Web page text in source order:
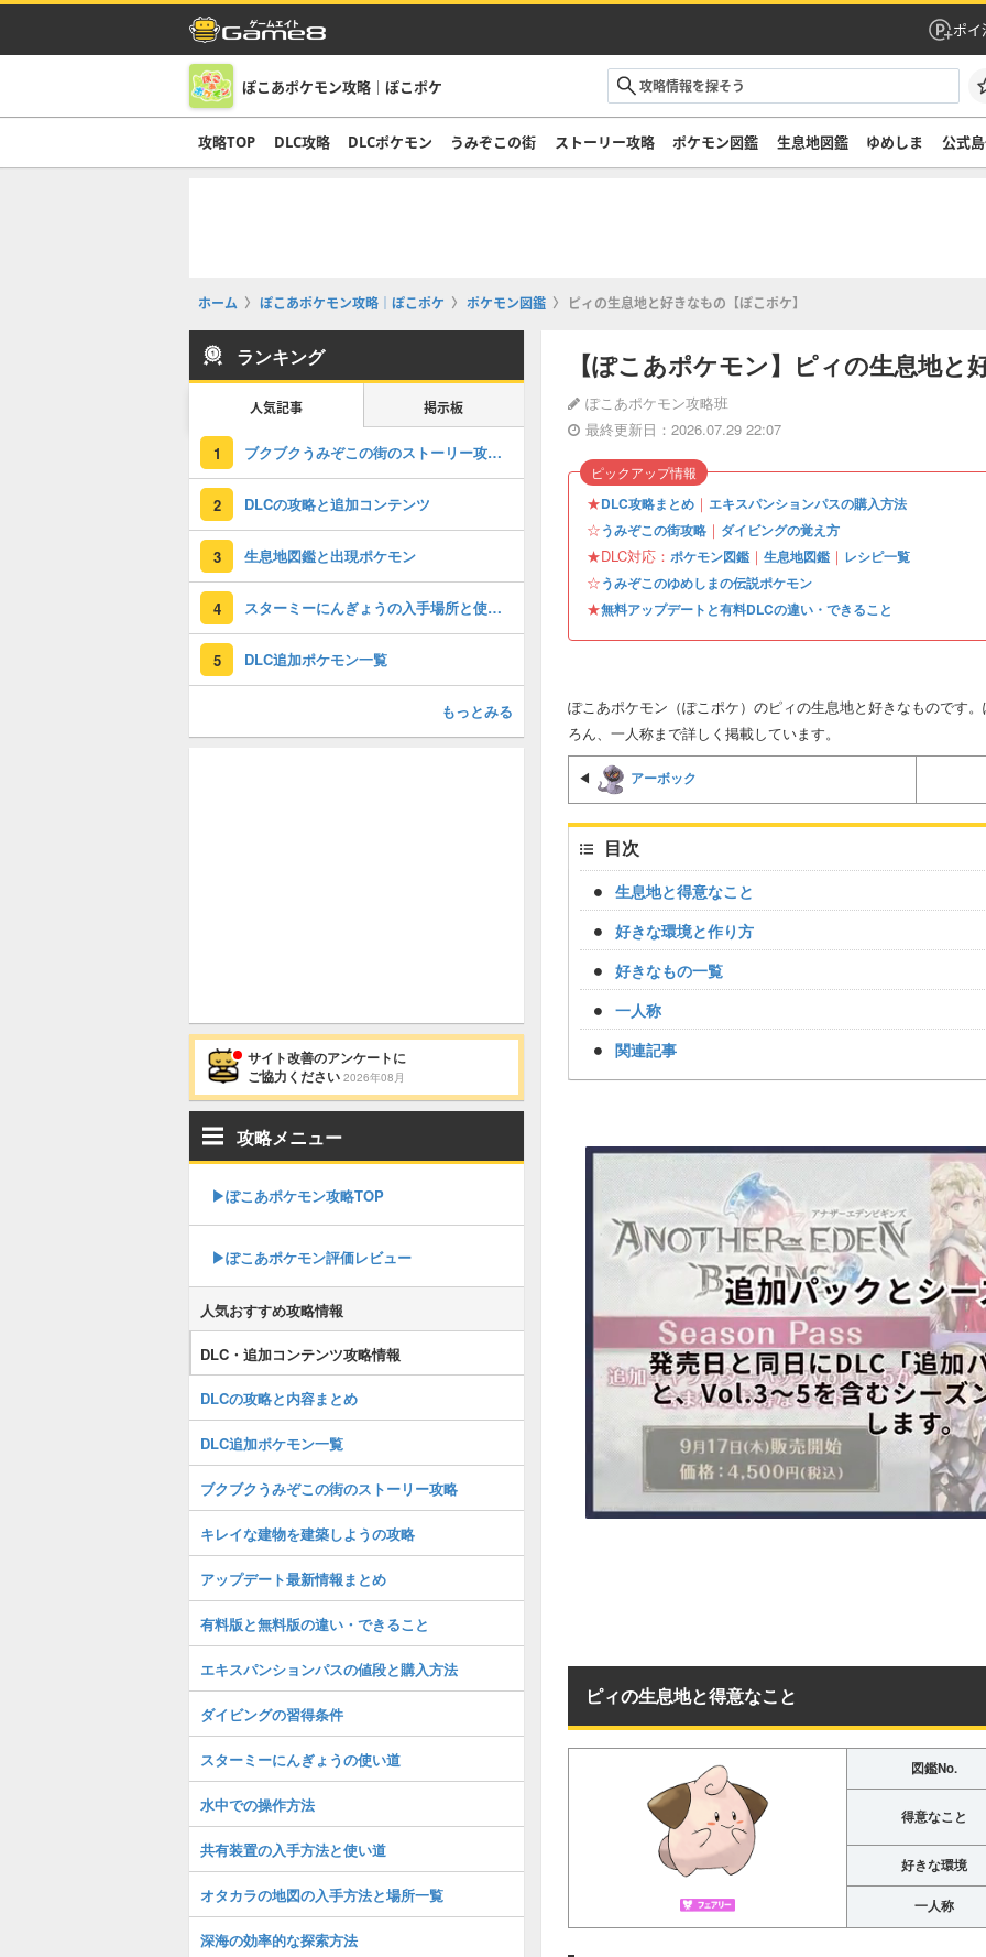
ポイ
ぽこあポケモン攻略｜ぽこポケ
攻略TOP DLC攻略 DLCポケモン うみぞこの街 ストーリー攻略 ポケモン図鑑 生息地図鑑 ゆめしま 公式
ホーム ぽこあポケモン攻略｜ぽこポケ ポケモン図鑑 ピィの生息地と好きなもの【ぽこポケ】
【ぽこあポケモン】ピィの生息地
ぽこあポケモン攻略班
最終更新日：2026.07.29 22:07
★DLC攻略まとめ ｜ エキスパンションパスの購入方法
☆うみぞこの街攻略 ｜ ダイビングの覚え方
★DLC対応： ポケモン図鑑 ｜ 生息地図鑑 ｜ レシピ一覧
☆うみぞこのゆめしまの伝説ポケモン
★無料アップデートと有料DLCの違い・できること
ピックアップ情報
ぽこあポケモン（ぽこポケ）のピィの生息地と好きなものです
ろん、一人称まで詳しく掲載しています。
◀ アーボック
目次
生息地と得意なこと
好きな環境と作り方
好きなもの一覧
一人称
関連記事
ピィの生息地と得意なこと
図鑑No.
得意なこと
好きな環境
一人称
ランキング
人気記事 掲示板
1 ブクブクうみぞこの街のストーリー攻略・DLC第1弾
2 DLCの攻略と追加コンテンツ
3 生息地図鑑と出現ポケモン
4 スターミーにんぎょうの入手場所と使い道
5 DLC追加ポケモン一覧
もっとみる
サイト改善のアンケートに
ご協力ください 2026年08月
攻略メニュー
▶︎ぽこあポケモン攻略TOP
▶︎ぽこあポケモン評価レビュー
人気おすすめ攻略情報
DLC・追加コンテンツ攻略情報
DLCの攻略と内容まとめ
DLC追加ポケモン一覧
ブクブクうみぞこの街のストーリー攻略
キレイな建物を建築しようの攻略
アップデート最新情報まとめ
有料版と無料版の違い・できること
エキスパンションパスの値段と購入方法
ダイビングの習得条件
スターミーにんぎょうの使い道
水中での操作方法
共有装置の入手方法と使い道
オタカラの地図の入手方法と場所一覧
深海の効率的な探索方法